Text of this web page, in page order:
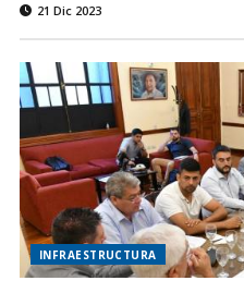
21 Dic 2023
INFRAESTRUCTURA